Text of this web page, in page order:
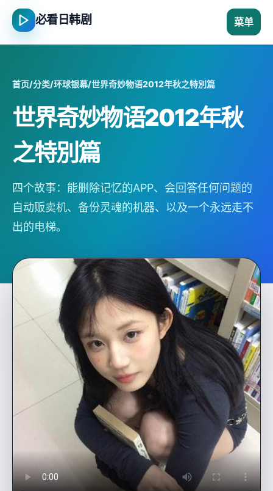
必看日韩剧 菜单
首页/分类/环球银幕/世界奇妙物语2012年秋之特別篇
世界奇妙物语2012年秋
之特別篇
四个故事：能删除记忆的APP、会回答任何问题的
自动贩卖机、备份灵魂的机器、以及一个永远走不
出的电梯。